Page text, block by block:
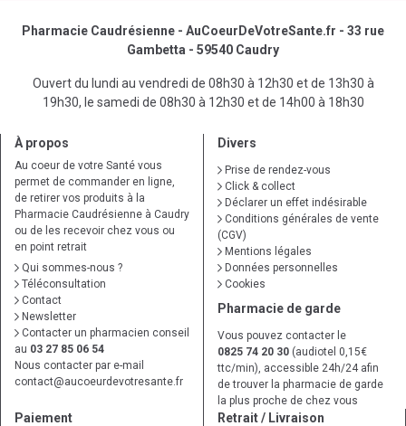
Pharmacie Caudrésienne - AuCoeurDeVotreSante.fr - 33 rue
Gambetta - 59540 Caudry
Ouvert du lundi au vendredi de 08h30 à 12h30 et de 13h30 à
19h30, le samedi de 08h30 à 12h30 et de 14h00 à 18h30
À propos
Au coeur de votre Santé vous
permet de commander en ligne,
de retirer vos produits à la
Pharmacie Caudrésienne à Caudry
ou de les recevoir chez vous ou
en point retrait
Qui sommes-nous ?
Téléconsultation
Contact
Newsletter
Contacter un pharmacien conseil
au 03 27 85 06 54
Nous contacter par e-mail
contact@aucoeurdevotresante.fr
Divers
Prise de rendez-vous
Click & collect
Déclarer un effet indésirable
Conditions générales de vente
(CGV)
Mentions légales
Données personnelles
Cookies
Pharmacie de garde
Vous pouvez contacter le
0825 74 20 30 (audiotel 0,15€
ttc/min), accessible 24h/24 afin
de trouver la pharmacie de garde
la plus proche de chez vous
Paiement Retrait / Livraison